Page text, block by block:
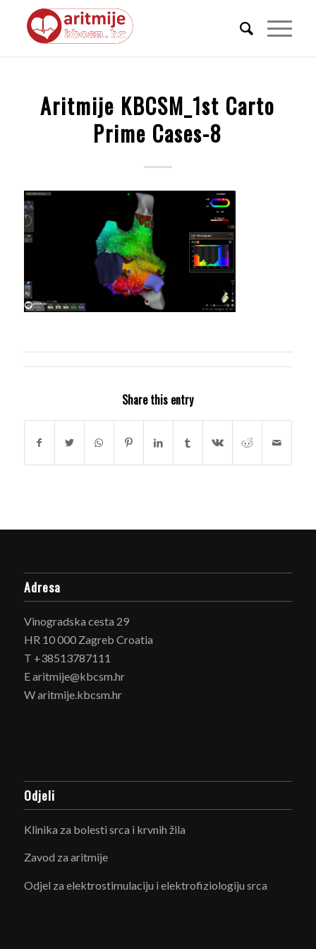
Aritmije KBCSM_1st Carto
Prime Cases-8
Share this entry
Adresa
Vinogradska cesta 29
HR 10 000 Zagreb Croatia
T +38513787111
E aritmije@kbcsm.hr
W aritmije.kbcsm.hr
Odjeli
Klinika za bolesti srca i krvnih žila
Zavod za aritmije
Odjel za elektrostimulaciju i elektrofiziologiju srca